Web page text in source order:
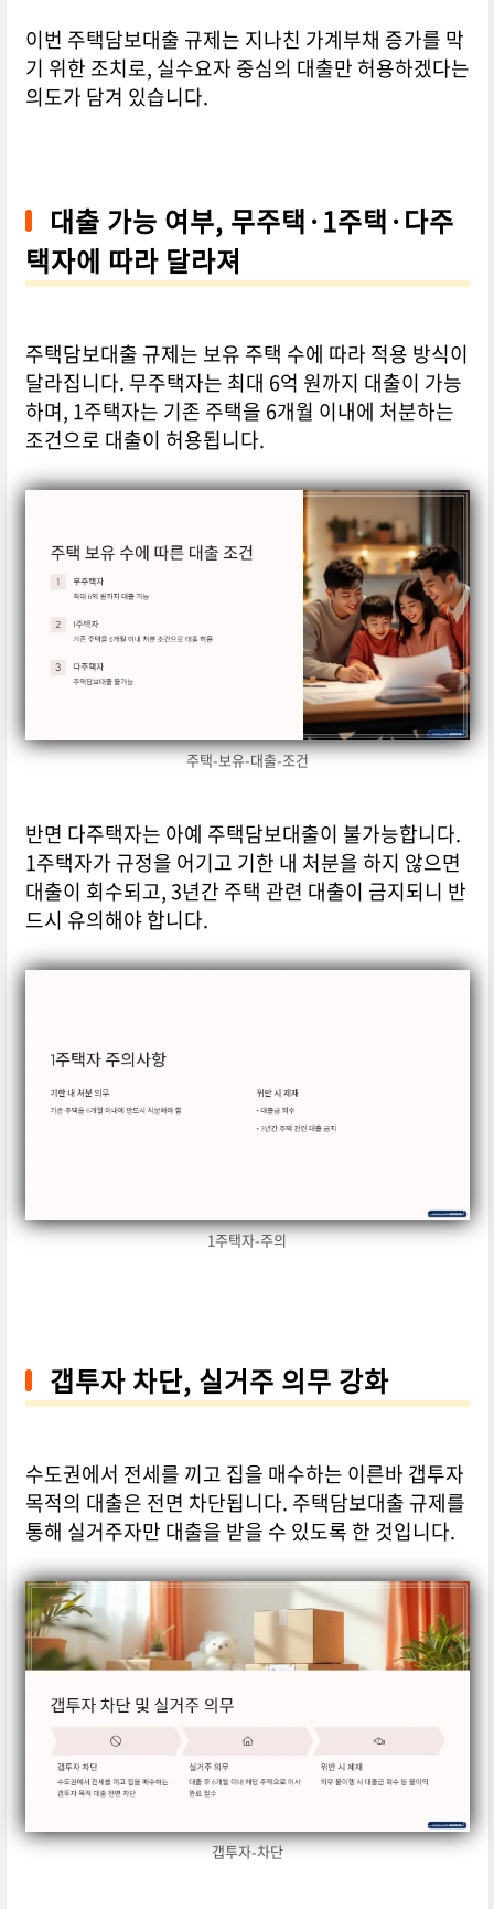
이번 주택담보대출 규제는 지나친 가계부채 증가를 막
기 위한 조치로, 실수요자 중심의 대출만 허용하겠다는
의도가 담겨 있습니다.
대출 가능 여부, 무주택·1주택·다주
택자에 따라 달라져
주택담보대출 규제는 보유 주택 수에 따라 적용 방식이
달라집니다. 무주택자는 최대 6억 원까지 대출이 가능
하며, 1주택자는 기존 주택을 6개월 이내에 처분하는
조건으로 대출이 허용됩니다.
주택-보유-대출-조건
반면 다주택자는 아예 주택담보대출이 불가능합니다.
1주택자가 규정을 어기고 기한 내 처분을 하지 않으면
대출이 회수되고, 3년간 주택 관련 대출이 금지되니 반
드시 유의해야 합니다.
1주택자-주의
갭투자 차단, 실거주 의무 강화
수도권에서 전세를 끼고 집을 매수하는 이른바 갭투자
목적의 대출은 전면 차단됩니다. 주택담보대출 규제를
통해 실거주자만 대출을 받을 수 있도록 한 것입니다.
갭투자-차단